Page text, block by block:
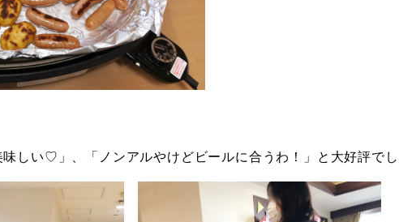
味しい♡」、「ノンアルやけどビールに合うわ！」と大好評で